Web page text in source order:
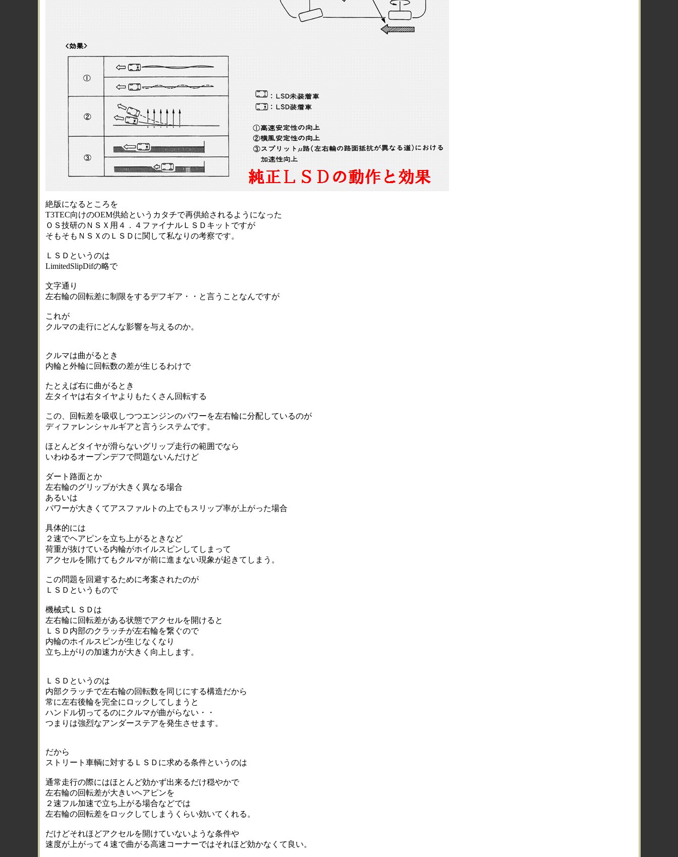
絶版になるところを
T3TEC向けのOEM供給というカタチで再供給されるようになった
ＯＳ技研のＮＳＸ用４．４ファイナルＬＳＤキットですが
そもそもＮＳＸのＬＳＤに関して私なりの考察です。
ＬＳＤというのは
LimitedSlipDifの略で
文字通り
左右輪の回転差に制限をするデフギア・・と言うことなんですが
これが
クルマの走行にどんな影響を与えるのか。
クルマは曲がるとき
内輪と外輪に回転数の差が生じるわけで
たとえば右に曲がるとき
左タイヤは右タイヤよりもたくさん回転する
この、回転差を吸収しつつエンジンのパワーを左右輪に分配しているのが
ディファレンシャルギアと言うシステムです。
ほとんどタイヤが滑らないグリップ走行の範囲でなら
いわゆるオープンデフで問題ないんだけど
ダート路面とか
左右輪のグリップが大きく異なる場合
あるいは
パワーが大きくてアスファルトの上でもスリップ率が上がった場合
具体的には
２速でヘアピンを立ち上がるときなど
荷重が抜けている内輪がホイルスピンしてしまって
アクセルを開けてもクルマが前に進まない現象が起きてしまう。
この問題を回避するために考案されたのが
ＬＳＤというもので
機械式ＬＳＤは
左右輪に回転差がある状態でアクセルを開けると
ＬＳＤ内部のクラッチが左右輪を繋ぐので
内輪のホイルスピンが生じなくなり
立ち上がりの加速力が大きく向上します。
ＬＳＤというのは
内部クラッチで左右輪の回転数を同じにする構造だから
常に左右後輪を完全にロックしてしまうと
ハンドル切ってるのにクルマが曲がらない・・
つまりは強烈なアンダーステアを発生させます。
だから
ストリート車輌に対するＬＳＤに求める条件というのは
通常走行の際にはほとんど効かず出来るだけ穏やかで
左右輪の回転差が大きいヘアピンを
２速フル加速で立ち上がる場合などでは
左右輪の回転差をロックしてしまうくらい効いてくれる。
だけどそれほどアクセルを開けていないような条件や
速度が上がって４速で曲がる高速コーナーではそれほど効かなくて良い。